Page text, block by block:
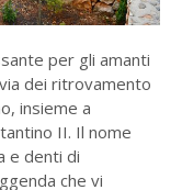
per gli amanti
dei ritrovamento
insieme a
II. Il nome
e denti di
che vi